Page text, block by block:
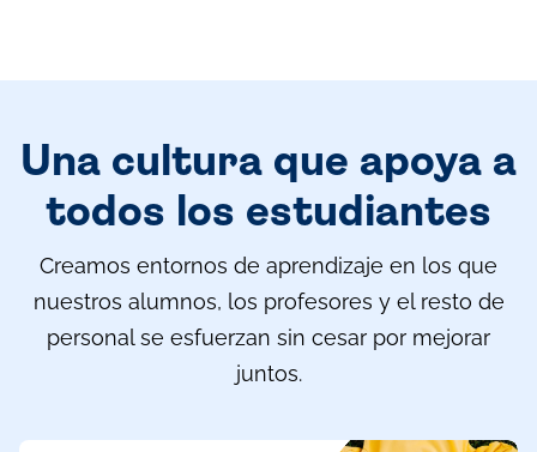
Una cultura que apoya a
todos los estudiantes
Creamos entornos de aprendizaje en los que
nuestros alumnos, los profesores y el resto de
personal se esfuerzan sin cesar por mejorar
juntos.